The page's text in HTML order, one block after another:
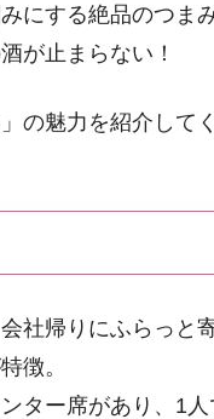
にする絶品のつま
が止まらない！
の魅力を紹介して
社帰りにふらっと
徴。
ター席があり、1